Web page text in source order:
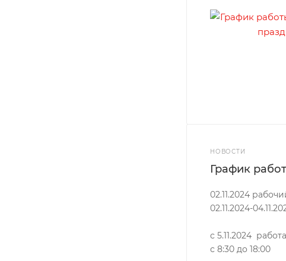
НОВОСТИ
График
02.11.2024
02.11.2024-
с 5.11.2024
с 8:30 до 18:00